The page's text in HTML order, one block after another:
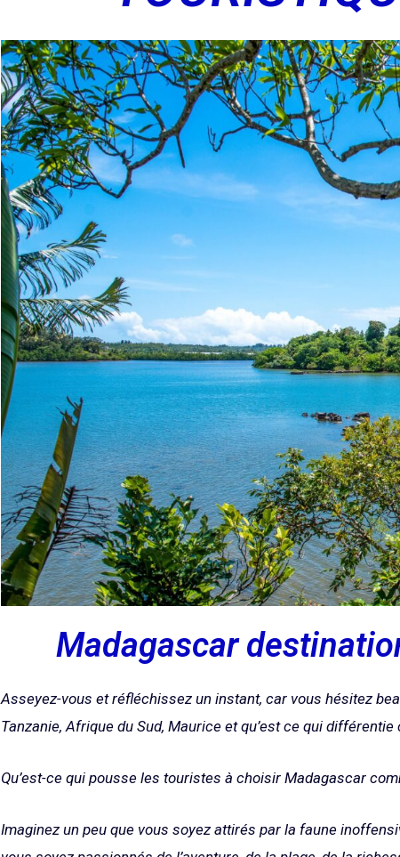
Madagascar
Asseyez-vous et réfléchissez un instant, car vous hésitez
Tanzanie, Afrique du Sud, Maurice et qu’est ce qui
Qu’est-ce qui pousse les touristes à choisir Madagascar
Imaginez un peu que vous soyez attirés par la faune